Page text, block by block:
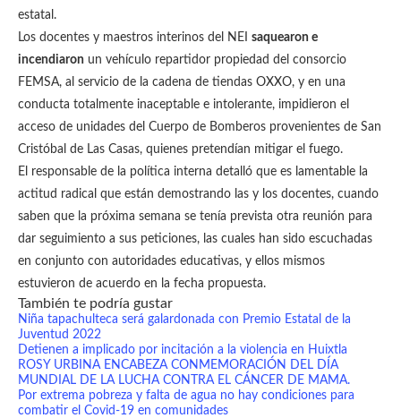
estatal.
Los docentes y maestros interinos del NEI saquearon e
incendiaron un vehículo repartidor propiedad del consorcio
FEMSA, al servicio de la cadena de tiendas OXXO, y en una
conducta totalmente inaceptable e intolerante, impidieron el
acceso de unidades del Cuerpo de Bomberos provenientes de San
Cristóbal de Las Casas, quienes pretendían mitigar el fuego.
El responsable de la política interna detalló que es lamentable la
actitud radical que están demostrando las y los docentes, cuando
saben que la próxima semana se tenía prevista otra reunión para
dar seguimiento a sus peticiones, las cuales han sido escuchadas
en conjunto con autoridades educativas, y ellos mismos
estuvieron de acuerdo en la fecha propuesta.
También te podría gustar
Niña tapachulteca será galardonada con Premio Estatal de la
Juventud 2022
Detienen a implicado por incitación a la violencia en Huixtla
ROSY URBINA ENCABEZA CONMEMORACIÓN DEL DÍA
MUNDIAL DE LA LUCHA CONTRA EL CÁNCER DE MAMA.
Por extrema pobreza y falta de agua no hay condiciones para
combatir el Covid-19 en comunidades